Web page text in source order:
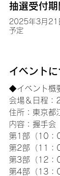
抽選受付期
2025年3月
予定
イベントに
◆イベント概
会場＆日程
住所：東京
内容：握手会
第1部（10：
第2部（11：
第3部（12：
第4部（13：